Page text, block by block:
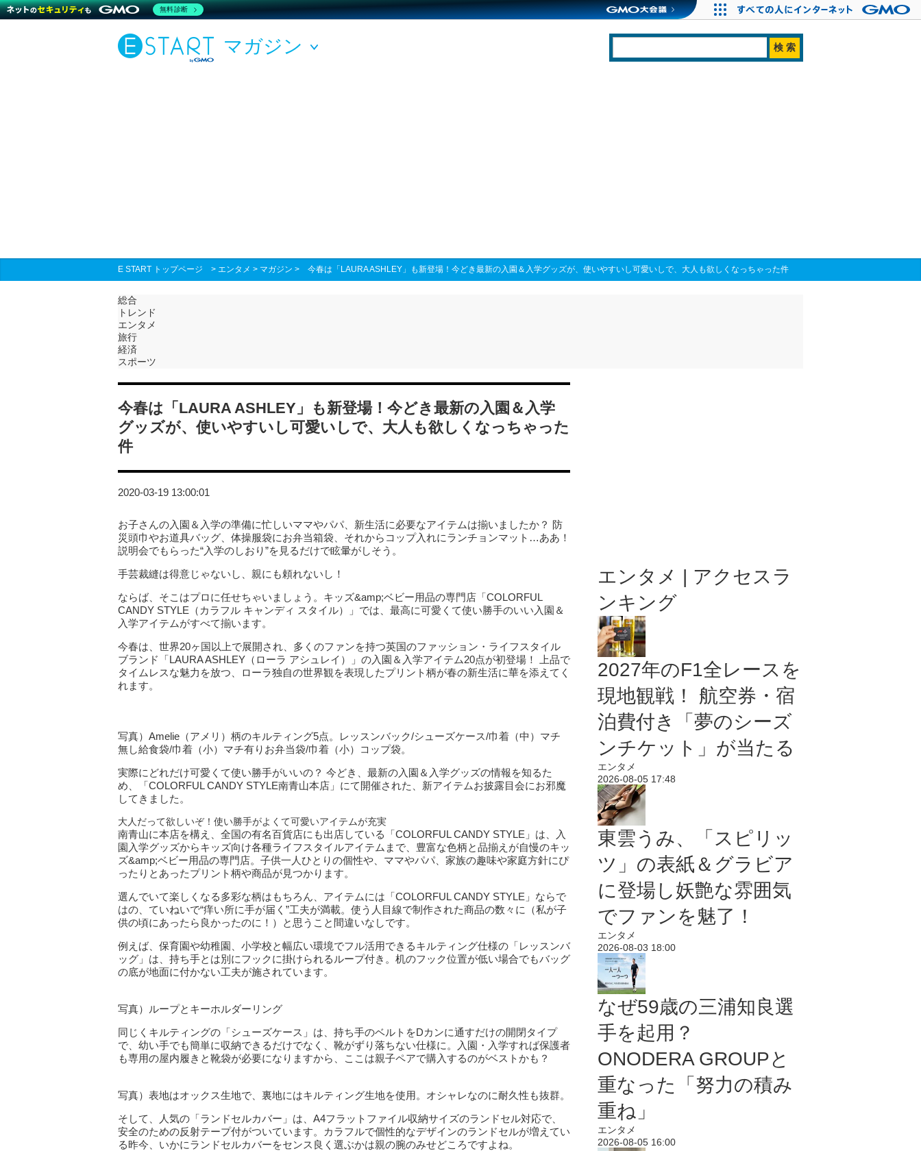
マガジン
E START トップページ > エンタメ > マガジン > 今春は「LAURA ASHLEY」も新登場！今どき最新の入園＆入学グッズが、使いやすいし可愛いしで、大人も欲しくなっちゃった件
総合
トレンド
エンタメ
旅行
経済
スポーツ
今春は「LAURA ASHLEY」も新登場！今どき最新の入園＆入学
グッズが、使いやすいし可愛いしで、大人も欲しくなっちゃった
件
2020-03-19 13:00:01
お子さんの入園＆入学の準備に忙しいママやパパ、新生活に必要なアイテムは揃いましたか？ 防
災頭巾やお道具バッグ、体操服袋にお弁当箱袋、それからコップ入れにランチョンマット…ああ！
説明会でもらった“入学のしおり”を見るだけで眩暈がしそう。
手芸裁縫は得意じゃないし、親にも頼れないし！
ならば、そこはプロに任せちゃいましょう。キッズ&amp;ベビー用品の専門店「COLORFUL
CANDY STYLE（カラフル キャンディ スタイル）」では、最高に可愛くて使い勝手のいい入園＆
入学アイテムがすべて揃います。
今春は、世界20ヶ国以上で展開され、多くのファンを持つ英国のファッション・ライフスタイル
ブランド「LAURA ASHLEY（ローラ アシュレイ）」の入園＆入学アイテム20点が初登場！ 上品で
タイムレスな魅力を放つ、ローラ独自の世界観を表現したプリント柄が春の新生活に華を添えてく
れます。
写真）Amelie（アメリ）柄のキルティング5点。レッスンバック/シューズケース/巾着（中）マチ
無し給食袋/巾着（小）マチ有りお弁当袋/巾着（小）コップ袋。
実際にどれだけ可愛くて使い勝手がいいの？ 今どき、最新の入園＆入学グッズの情報を知るた
め、「COLORFUL CANDY STYLE南青山本店」にて開催された、新アイテムお披露目会にお邪魔
してきました。
大人だって欲しいぞ！使い勝手がよくて可愛いアイテムが充実
南青山に本店を構え、全国の有名百貨店にも出店している「COLORFUL CANDY STYLE」は、入
園入学グッズからキッズ向け各種ライフスタイルアイテムまで、豊富な色柄と品揃えが自慢のキッ
ズ&amp;ベビー用品の専門店。子供一人ひとりの個性や、ママやパパ、家族の趣味や家庭方針にぴ
ったりとあったプリント柄や商品が見つかります。
選んでいて楽しくなる多彩な柄はもちろん、アイテムには「COLORFUL CANDY STYLE」ならで
はの、ていねいで“痒い所に手が届く”工夫が満載。使う人目線で制作された商品の数々に（私が子
供の頃にあったら良かったのに！）と思うこと間違いなしです。
例えば、保育園や幼稚園、小学校と幅広い環境でフル活用できるキルティング仕様の「レッスンバ
ッグ」は、持ち手とは別にフックに掛けられるループ付き。机のフック位置が低い場合でもバッグ
の底が地面に付かない工夫が施されています。
写真）ループとキーホルダーリング
同じくキルティングの「シューズケース」は、持ち手のベルトをDカンに通すだけの開閉タイプ
で、幼い手でも簡単に収納できるだけでなく、靴がずり落ちない仕様に。入園・入学すれば保護者
も専用の屋内履きと靴袋が必要になりますから、ここは親子ペアで購入するのがベストかも？
写真）表地はオックス生地で、裏地にはキルティング生地を使用。オシャレなのに耐久性も抜群。
そして、人気の「ランドセルカバー」は、A4フラットファイル収納サイズのランドセル対応で、
安全のための反射テープ付がついています。カラフルで個性的なデザインのランドセルが増えてい
る昨今、いかにランドセルカバーをセンス良く選ぶかは親の腕のみせどころですよね。
エンタメ | アクセスラ
ンキング
2027年のF1全レースを
現地観戦！ 航空券・宿
泊費付き「夢のシーズ
ンチケット」が当たる
エンタメ
2026-08-05 17:48
東雲うみ、「スピリッ
ツ」の表紙＆グラビア
に登場し妖艶な雰囲気
でファンを魅了！
エンタメ
2026-08-03 18:00
なぜ59歳の三浦知良選
手を起用？
ONODERA GROUPと
重なった「努力の積み
重ね」
エンタメ
2026-08-05 16:00
無料診断